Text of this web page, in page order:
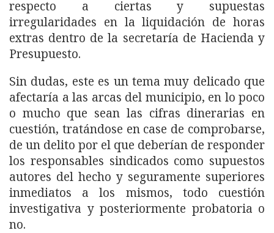
respecto a ciertas y supuestas
irregularidades en la liquidación de horas
extras dentro de la secretaría de Hacienda y
Presupuesto.
Sin dudas, este es un tema muy delicado que
afectaría a las arcas del municipio, en lo poco
o mucho que sean las cifras dinerarias en
cuestión, tratándose en case de comprobarse,
de un delito por el que deberían de responder
los responsables sindicados como supuestos
autores del hecho y seguramente superiores
inmediatos a los mismos, todo cuestión
investigativa y posteriormente probatoria o
no.